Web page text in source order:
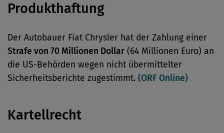
Produkthaftung
Der Autobauer Fiat Chrysler hat der Zahlung einer
Strafe von 70 Millionen Dollar (64 Millionen Euro) an
die US-Behörden wegen nicht übermittelter
Sicherheitsberichte zugestimmt. (ORF Online)
Kartellrecht